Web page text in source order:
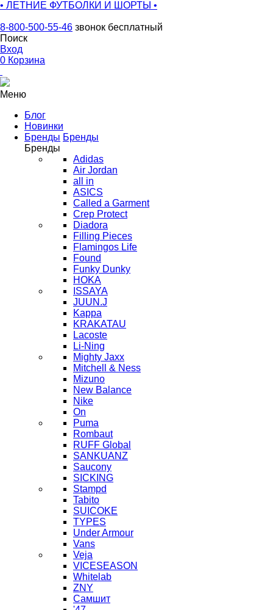
• ЛЕТНИЕ ФУТБОЛКИ И ШОРТЫ •
8-800-500-55-46 звонок бесплатный
Поиск
Вход
0 Корзина
Меню
Блог
Новинки
Бренды Бренды
Бренды
Adidas
Air Jordan
all in
ASICS
Called a Garment
Crep Protect
Diadora
Filling Pieces
Flamingos Life
Found
Funky Dunky
HOKA
ISSAYA
JUUN.J
Kappa
KRAKATAU
Lacoste
Li-Ning
Mighty Jaxx
Mitchell & Ness
Mizuno
New Balance
Nike
On
Puma
Rombaut
RUFF Global
SANKUANZ
Saucony
SICKING
Stampd
Tabito
SUICOKE
TYPES
Under Armour
Vans
Veja
VICESEASON
Whitelab
ZNY
Самшит